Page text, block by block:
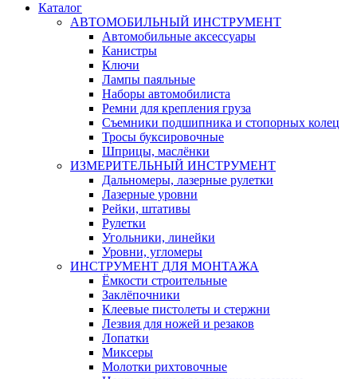
Каталог
АВТОМОБИЛЬНЫЙ ИНСТРУМЕНТ
Автомобильные аксессуары
Канистры
Ключи
Лампы паяльные
Наборы автомобилиста
Ремни для крепления груза
Съемники подшипника и стопорных колец
Тросы буксировочные
Шприцы, маслёнки
ИЗМЕРИТЕЛЬНЫЙ ИНСТРУМЕНТ
Дальномеры, лазерные рулетки
Лазерные уровни
Рейки, штативы
Рулетки
Угольники, линейки
Уровни, угломеры
ИНСТРУМЕНТ ДЛЯ МОНТАЖА
Ёмкости строительные
Заклёпочники
Клеевые пистолеты и стержни
Лезвия для ножей и резаков
Лопатки
Миксеры
Молотки рихтовочные